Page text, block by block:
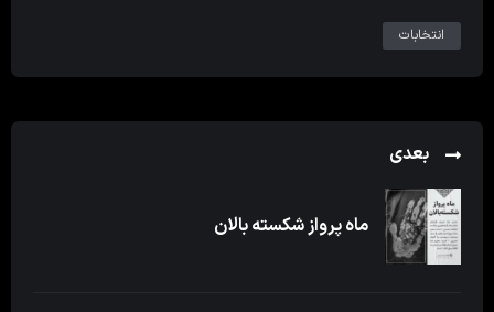
انتخابات
بعدی
ماه پرواز شکسته بالان